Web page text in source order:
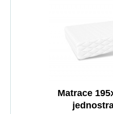
Matrace